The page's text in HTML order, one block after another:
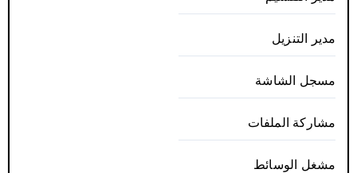
مدير التنزيل
مسجل الشاشة
مشاركة الملفات
مشغل الوسائط